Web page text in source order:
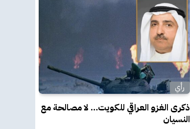
رأي
ذكرى الغزو العراقي للكويت… لا مصالحة مع
النسيان